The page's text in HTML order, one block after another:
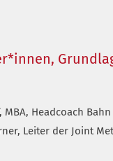
Headcoach
Leiter der Joint